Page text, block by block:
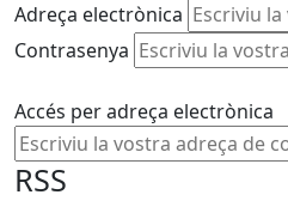
Adreça electrònica
Contrasenya
Accés per adreça electrònica
RSS